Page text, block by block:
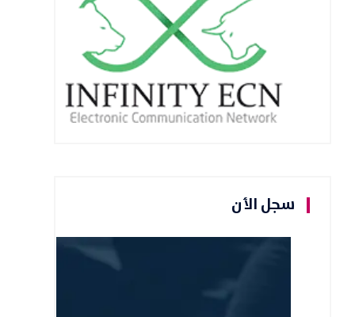
سجل الأن